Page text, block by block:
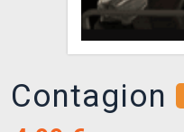
Contagion